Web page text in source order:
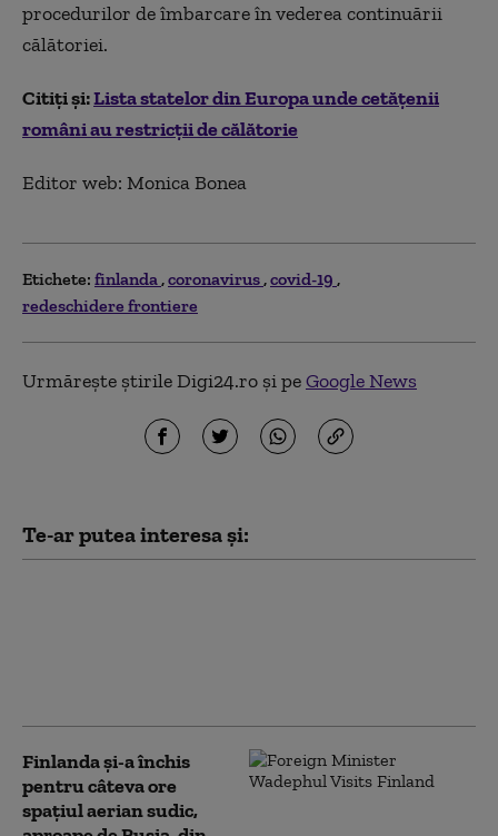
procedurilor de îmbarcare în vederea continuării
călătoriei.
Citiți și:Lista statelor din Europa unde cetățenii
români au restricții de călătorie
Editor web: Monica Bonea
Etichete: finlanda coronavirus covid-19
redeschidere frontiere
Urmărește știrile Digi24.ro și peGoogle News
Te-ar putea interesa și:
Finlanda și-a închis
pentru câteva ore
spațiul aerian sudic,